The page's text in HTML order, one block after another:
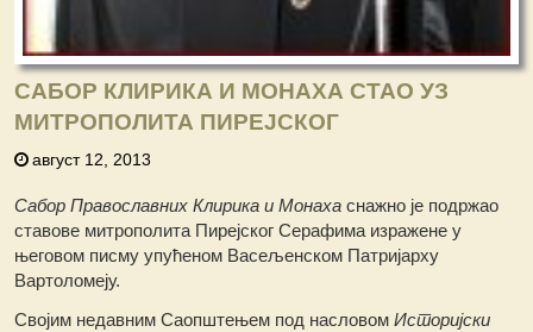
САБОР КЛИРИКА И МОНАХА СТАО УЗ
МИТРОПОЛИТА ПИРЕЈСКОГ
август 12, 2013
Сабор Православних Клирика и Монаха снажно је подржао
ставове митрополита Пирејског Серафима изражене у
његовом писму упућеном Васељенском Патријарху
Вартоломеју.
Својим недавним Саопштењем под насловомИсторијски